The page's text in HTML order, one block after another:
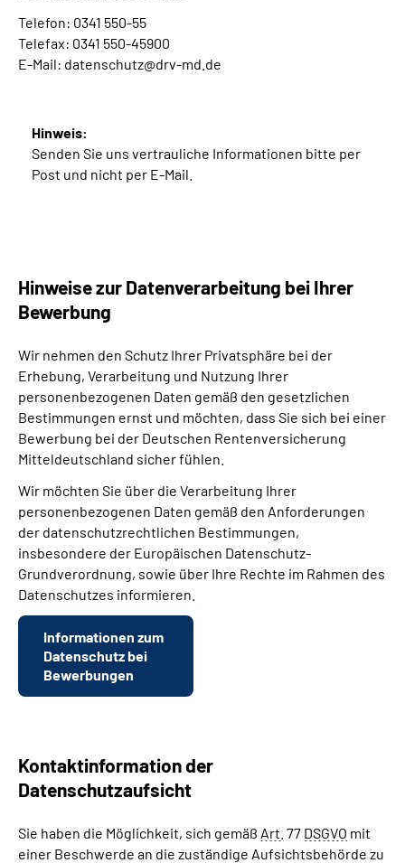
Telefon: 0341 550-55
Telefax: 0341 550-45900
E-Mail: datenschutz@drv-md.de
Hinweis:
Senden Sie uns vertrauliche Informationen bitte per
Post und nicht per E-Mail.
Hinweise zur Datenverarbeitung bei Ihrer
Bewerbung
Wir nehmen den Schutz Ihrer Privatsphäre bei der
Erhebung, Verarbeitung und Nutzung Ihrer
personenbezogenen Daten gemäß den gesetzlichen
Bestimmungen ernst und möchten, dass Sie sich bei einer
Bewerbung bei der Deutschen Rentenversicherung
Mitteldeutschland sicher fühlen.
Wir möchten Sie über die Verarbeitung Ihrer
personenbezogenen Daten gemäß den Anforderungen
der datenschutzrechtlichen Bestimmungen,
insbesondere der Europäischen Datenschutz-
Grundverordnung, sowie über Ihre Rechte im Rahmen des
Datenschutzes informieren.
Informationen zum
Datenschutz bei
Bewerbungen
Kontaktinformation der
Datenschutzaufsicht
Sie haben die Möglichkeit, sich gemäß Art. 77 DSGVO mit
einer Beschwerde an die zuständige Aufsichtsbehörde zu